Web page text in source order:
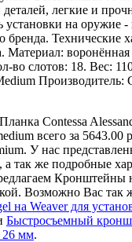
деталей, легкие и
установки на оружие -
бренда. Технические
Материал: воронённая
во слотов: 18. Вес:
Производитель:
Contessa
всего за 5643.00
У нас
а так же подробные
Кронштейны
Возможно Вас так
на Weaver для
Быстросъемный
26 мм.